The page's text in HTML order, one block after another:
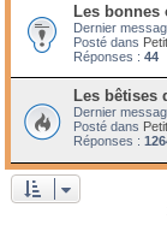
Les bonnes
Dernier
Posté dans
Réponses : 44
Les bêtises
Dernier
Posté dans
Réponses :